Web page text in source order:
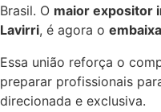
Brasil. O maior expositor
Lavirri, é agora o
Essa união reforça o
preparar profissionais
direcionada e exclusiva.